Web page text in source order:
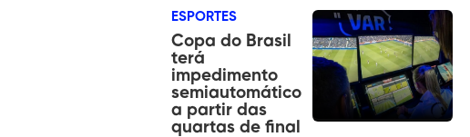
ESPORTES
Copa do Brasil
terá
impedimento
semiautomático
a partir das
quartas de final